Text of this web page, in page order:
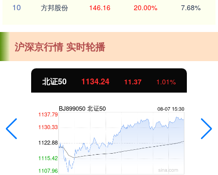
10 方邦股份 146.16 20.00% 7.68%
沪深京行情 实时轮播
北证50 1134.24 11.37 1.01%